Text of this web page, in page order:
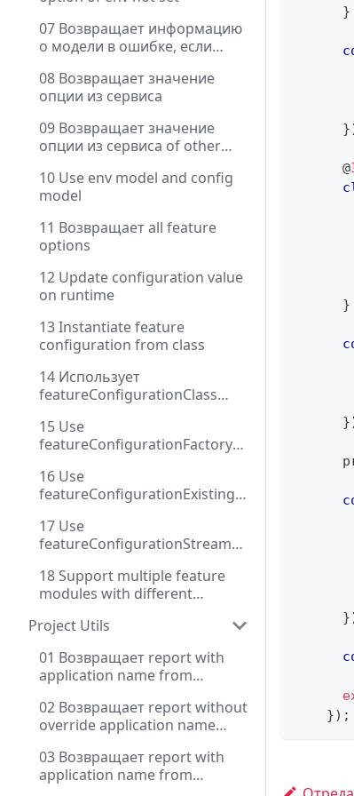
07 Возвращает информацию
о модели в ошибке, если
08 Возвращает значение
опции из сервиса
09 Возвращает значение
опции из сервиса of other
10 Use env model and config
model
11 Возвращает all feature
options
12 Update configuration value
on runtime
13 Instantiate feature
configuration from class
14 Использует
featureConfigurationClass
15 Use
featureConfigurationFactory
16 Use
featureConfigurationExisting
17 Use
featureConfigurationStream
18 Support multiple feature
modules with different
Project Utils
01 Возвращает report with
application name from
prefix for env
02 Возвращает report without
override application name
03 Возвращает report with
application name from
}
}
@
}
}
}
}) ;